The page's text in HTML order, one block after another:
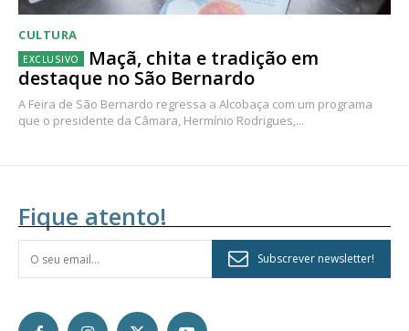
CULTURA
Maçã, chita e tradição em
destaque no São Bernardo
A Feira de São Bernardo regressa a Alcobaça com um programa
que o presidente da Câmara, Hermínio Rodrigues,...
Fique atento!
Subscrever newsletter!